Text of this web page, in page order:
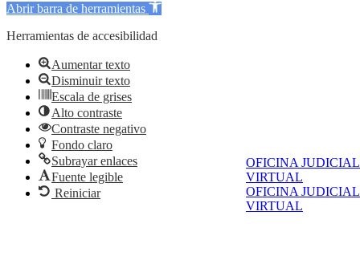
OFICINA JUDICIAL
VIRTUAL
OFICINA JUDICIAL
VIRTUAL
Abrir barra de herramientas
Herramientas de accesibilidad
Aumentar texto
Disminuir texto
Escala de grises
Alto contraste
Contraste negativo
Fondo claro
Subrayar enlaces
Fuente legible
Reiniciar